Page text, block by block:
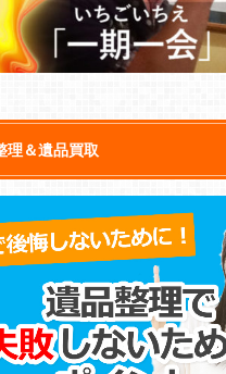
理＆遺品買取